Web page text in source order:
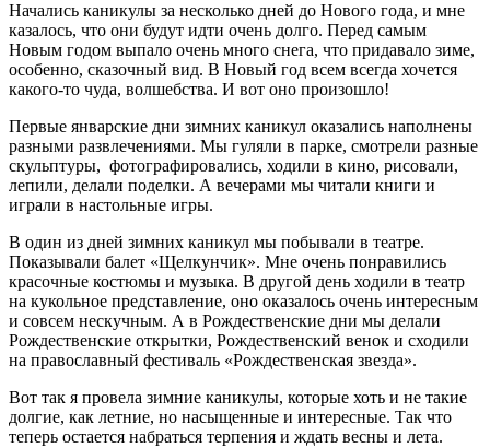
Начались каникулы за несколько дней до Нового года, и мне
казалось, что они будут идти очень долго. Перед самым
Новым годом выпало очень много снега, что придавало зиме,
особенно, сказочный вид. В Новый год всем всегда хочется
какого-то чуда, волшебства. И вот оно произошло!
Первые январские дни зимних каникул оказались наполнены
разными развлечениями. Мы гуляли в парке, смотрели разные
скульптуры, фотографировались, ходили в кино, рисовали,
лепили, делали поделки. А вечерами мы читали книги и
играли в настольные игры.
В один из дней зимних каникул мы побывали в театре.
Показывали балет «Щелкунчик». Мне очень понравились
красочные костюмы и музыка. В другой день ходили в театр
на кукольное представление, оно оказалось очень интересным
и совсем нескучным. А в Рождественские дни мы делали
Рождественские открытки, Рождественский венок и сходили
на православный фестиваль «Рождественская звезда».
Вот так я провела зимние каникулы, которые хоть и не такие
долгие, как летние, но насыщенные и интересные. Так что
теперь остается набраться терпения и ждать весны и лета.